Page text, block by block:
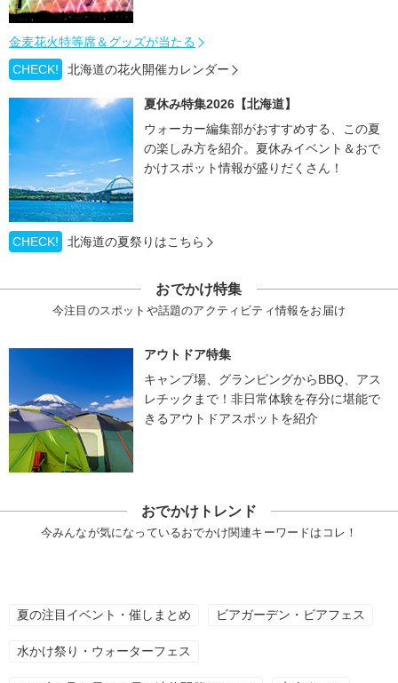
金麦花火特等席＆グッズが当たる
CHECK!
北海道の花火開催カレンダー
夏休み特集2026【北海道】
ウォーカー編集部がおすすめする、この夏
の楽しみ方を紹介。夏休みイベント＆おで
かけスポット情報が盛りだくさん！
CHECK! 北海道の夏祭りはこちら
おでかけ特集
今注目のスポットや話題のアクティビティ情報をお届け
アウトドア特集
キャンプ場、グランピングからBBQ、アス
レチックまで！非日常体験を存分に堪能で
きるアウトドアスポットを紹介
おでかけトレンド
今みんなが気になっているおでかけ関連キーワードはコレ！
夏の注目イベント・催しまとめ ビアガーデン・ビアフェス
水かけ祭り・ウォーターフェス